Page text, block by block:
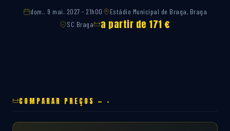
dom.. 9 mai. 2027 - 21h00
Estádio Municipal de Braga, Braga
SC Braga
a partir de 171 €
COMPARAR PREÇOS — -